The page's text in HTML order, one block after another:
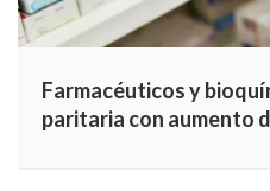
Farmacéuticos y
paritaria con aumento